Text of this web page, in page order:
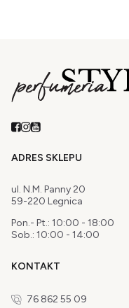
ADRES SKLEPU
ul. N.M. Panny 20
59-220 Legnica
Pon.- Pt.: 10:00 - 18:00
Sob.: 10:00 - 14:00
KONTAKT
76 862 55 09